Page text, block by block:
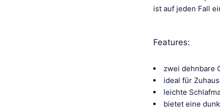
ist auf jeden Fall
Features:
zwei dehnbare
ideal für
leichte
bietet eine